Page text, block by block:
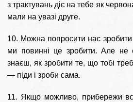
з трактувань діє на тебе як
мали на увазі друге.
10. Можна попросити нас
ми повинні це зробити. Але
знаєш, як зробити те, що тобі
— піди і зроби сама.
11. Якщо можливо, прибережи